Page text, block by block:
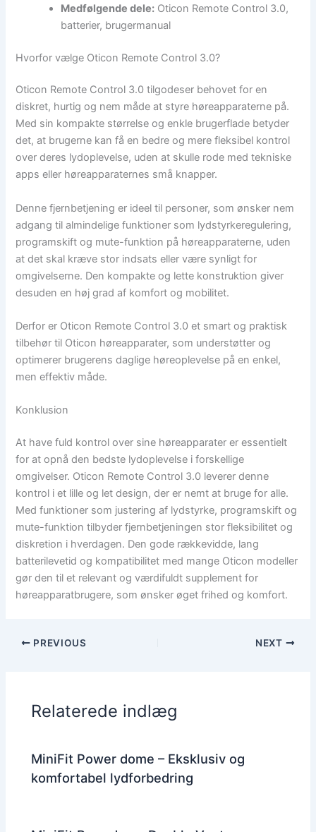
Medfølgende dele: Oticon Remote Control 3.0,
batterier, brugermanual
Hvorfor vælge Oticon Remote Control 3.0?
Oticon Remote Control 3.0 tilgodeser behovet for en
diskret, hurtig og nem måde at styre høreapparaterne på.
Med sin kompakte størrelse og enkle brugerflade betyder
det, at brugerne kan få en bedre og mere fleksibel kontrol
over deres lydoplevelse, uden at skulle rode med tekniske
apps eller høreapparaternes små knapper.
Denne fjernbetjening er ideel til personer, som ønsker nem
adgang til almindelige funktioner som lydstyrkeregulering,
programskift og mute-funktion på høreapparaterne, uden
at det skal kræve stor indsats eller være synligt for
omgivelserne. Den kompakte og lette konstruktion giver
desuden en høj grad af komfort og mobilitet.
Derfor er Oticon Remote Control 3.0 et smart og praktisk
tilbehør til Oticon høreapparater, som understøtter og
optimerer brugerens daglige høreoplevelse på en enkel,
men effektiv måde.
Konklusion
At have fuld kontrol over sine høreapparater er essentielt
for at opnå den bedste lydoplevelse i forskellige
omgivelser. Oticon Remote Control 3.0 leverer denne
kontrol i et lille og let design, der er nemt at bruge for alle.
Med funktioner som justering af lydstyrke, programskift og
mute-funktion tilbyder fjernbetjeningen stor fleksibilitet og
diskretion i hverdagen. Den gode rækkevidde, lang
batterilevetid og kompatibilitet med mange Oticon modeller
gør den til et relevant og værdifuldt supplement for
høreapparatbrugere, som ønsker øget frihed og komfort.
PREVIOUS NEXT
Relaterede indlæg
MiniFit Power dome – Eksklusiv og
komfortabel lydforbedring